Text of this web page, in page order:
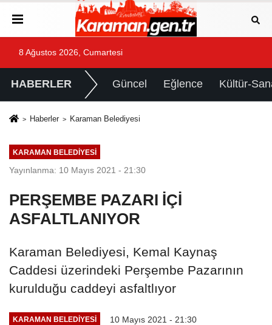
8 Ağustos 2026, Cumartesi
HABERLER Güncel Eğlence Kültür-
Haberler Karaman Belediyesi
KARAMAN BELEDIYESI
Yayınlanma: 10 Mayıs 2021 - 21:30
PERŞEMBE PAZARI İÇİ
ASFALTLANIYOR
Karaman Belediyesi, Kemal Kaynaş
Caddesi üzerindeki Perşembe Pazarının
kurulduğu caddeyi asfaltlıyor
KARAMAN BELEDIYESI 10 Mayıs 2021 - 21:30